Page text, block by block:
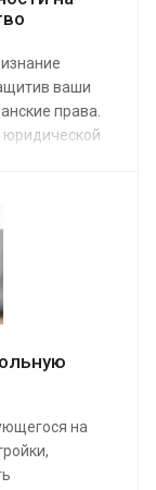
ваши
права.
юридической
на